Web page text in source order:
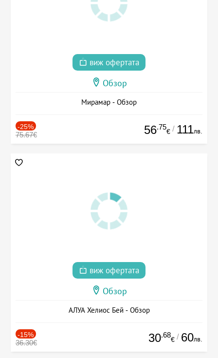
виж офертата
Обзор
Мирамар - Обзор
-25%
75.67€ 56.75
€ / 111лв.
виж офертата
Обзор
АЛУА Хелиос Бей - Обзор
-15%
36.30€ 30.68
€ / 60лв.